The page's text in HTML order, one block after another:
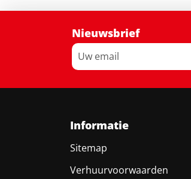
Nieuwsbrief
Informatie
Sitemap
Verhuurvoorwaarden